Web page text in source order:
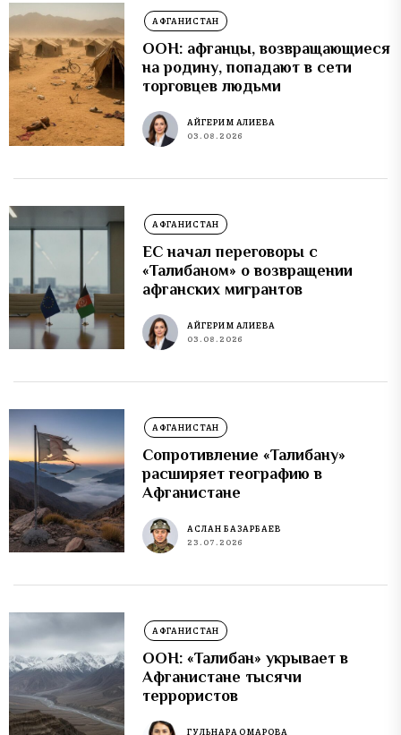
АФГАНИСТАН
ООН: афганцы, возвращающиеся
на родину, попадают в сети
торговцев людьми
АЙГЕРИМ АЛИЕВА
03.08.2026
АФГАНИСТАН
ЕС начал переговоры с
«Талибаном» о возвращении
афганских мигрантов
АЙГЕРИМ АЛИЕВА
03.08.2026
АФГАНИСТАН
Сопротивление «Талибану»
расширяет географию в
Афганистане
АСЛАН БАЗАРБАЕВ
23.07.2026
АФГАНИСТАН
ООН: «Талибан» укрывает в
Афганистане тысячи
террористов
ГУЛЬНАРА ОМАРОВА